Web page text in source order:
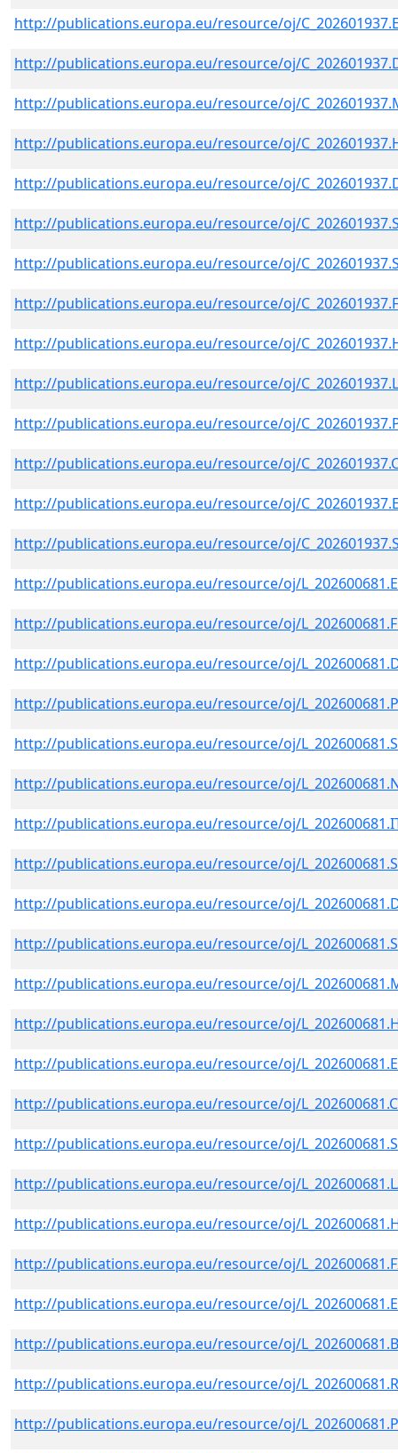
http://publications.europa.eu/resource/oj/
http://publications.europa.eu/resource/oj/
http://publications.europa.eu/resource/oj/
http://publications.europa.eu/resource/oj/
http://publications.europa.eu/resource/oj/
http://publications.europa.eu/resource/oj/
http://publications.europa.eu/resource/oj/
http://publications.europa.eu/resource/oj/
http://publications.europa.eu/resource/oj/
http://publications.europa.eu/resource/oj/
http://publications.europa.eu/resource/oj/
http://publications.europa.eu/resource/oj/
http://publications.europa.eu/resource/oj/
http://publications.europa.eu/resource/oj/
http://publications.europa.eu/resource/oj/
http://publications.europa.eu/resource/oj/
http://publications.europa.eu/resource/oj/
http://publications.europa.eu/resource/oj/
http://publications.europa.eu/resource/oj/
http://publications.europa.eu/resource/oj/
http://publications.europa.eu/resource/oj/
http://publications.europa.eu/resource/oj/
http://publications.europa.eu/resource/oj/
http://publications.europa.eu/resource/oj/
http://publications.europa.eu/resource/oj/
http://publications.europa.eu/resource/oj/
http://publications.europa.eu/resource/oj/
http://publications.europa.eu/resource/oj/
http://publications.europa.eu/resource/oj/
http://publications.europa.eu/resource/oj/
http://publications.europa.eu/resource/oj/
http://publications.europa.eu/resource/oj/
http://publications.europa.eu/resource/oj/
http://publications.europa.eu/resource/oj/
http://publications.europa.eu/resource/oj/
http://publications.europa.eu/resource/oj/